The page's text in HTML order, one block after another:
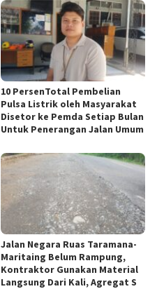
10 PersenTotal Pembelian
Pulsa Listrik oleh Masyarakat
Disetor ke Pemda Setiap Bulan
Untuk Penerangan Jalan Umum
Jalan Negara Ruas Taramana-
Maritaing Belum Rampung,
Kontraktor Gunakan Material
Langsung Dari Kali, Agregat S